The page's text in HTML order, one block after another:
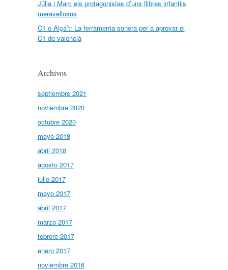
Júlia i Marc els protagonistes d’uns llibres infantils
meravellosos
C1 o Alça’t: La ferramenta sonora per a aprovar el
C1 de valencià
Archivos
septiembre 2021
noviembre 2020
octubre 2020
mayo 2018
abril 2018
agosto 2017
julio 2017
mayo 2017
abril 2017
marzo 2017
febrero 2017
enero 2017
noviembre 2016